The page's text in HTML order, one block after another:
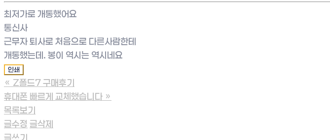
최저가로 개통했어요
통신사
근무자 퇴사로 처음으로 다른사람한테
개통했는데. 봉이 역시는 역시네요
인쇄
« Z폴드7 구매후기
휴대폰 빠르게 교체했습니다 »
목록보기
글수정 글삭제
글쓰기